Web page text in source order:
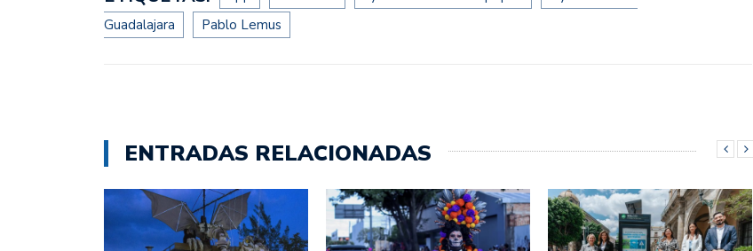
Guadalajara
Pablo Lemus
ENTRADAS RELACIONADAS